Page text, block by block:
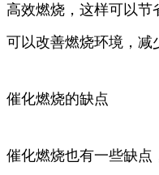
高效燃烧，这样可以节
可以改善燃烧环境，减
催化燃烧的缺点
催化燃烧也有一些缺点